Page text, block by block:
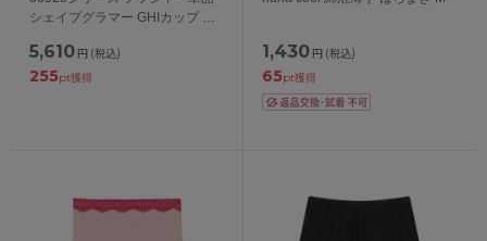
シェイプグラマー GHIカップ ア
5,610 円 (税込)
255pt獲得
1,430 円 (税込)
65pt獲得